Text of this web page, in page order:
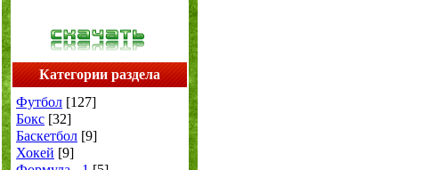
Категории раздела
Футбол [127]
Бокс [32]
Баскетбол [9]
Хокей [9]